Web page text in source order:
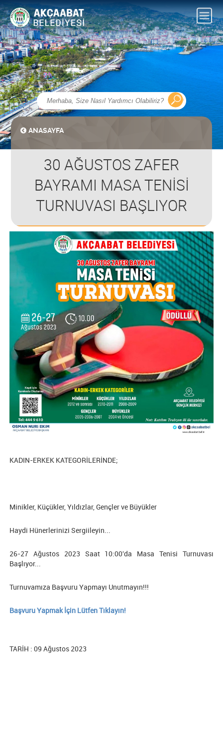
ANASAYFA
30 AĞUSTOS ZAFER
BAYRAMI MASA TENİSİ
TURNUVASI BAŞLIYOR
KADIN-ERKEK KATEGORİLERİNDE;
Minikler, Küçükler, Yıldızlar, Gençler ve Büyükler
Haydi Hünerlerinizi Sergiileyin...
26-27 Ağustos 2023 Saat 10:00'da Masa Tenisi Turnuvası
Başlıyor...
Turnuvamıza Başvuru Yapmayı Unutmayın!!!
Başvuru Yapmak İçin Lütfen Tıklayın!
TARİH : 09 Ağustos 2023